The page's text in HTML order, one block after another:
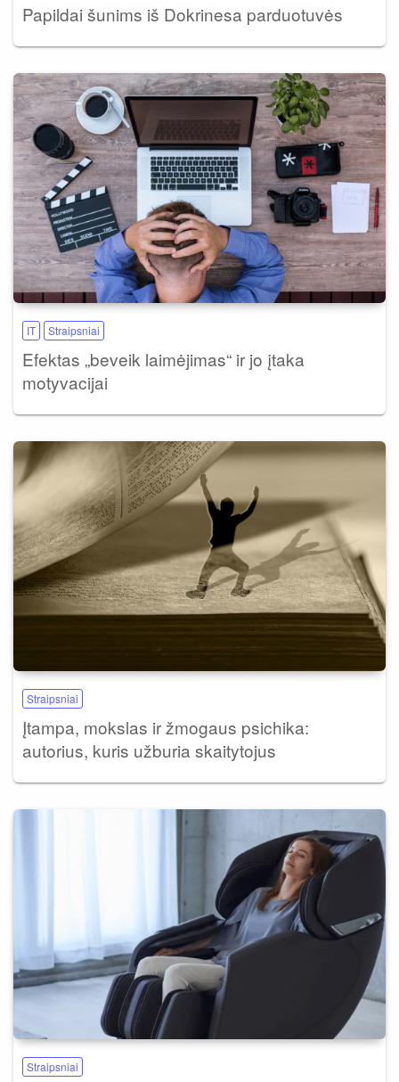
Papildai šunims iš Dokrinesa parduotuvės
IT Straipsniai
Efektas „beveik laimėjimas“ ir jo įtaka
motyvacijai
Straipsniai
Įtampa, mokslas ir žmogaus psichika:
autorius, kuris užburia skaitytojus
Straipsniai